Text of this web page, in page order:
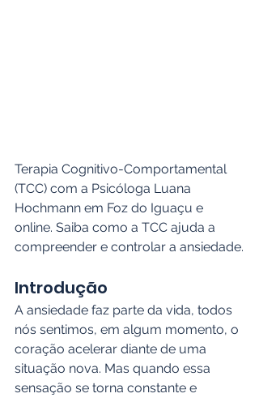
Terapia Cognitivo-Comportamental
(TCC) com a Psicóloga Luana
Hochmann em Foz do Iguaçu e
online. Saiba como a TCC ajuda a
compreender e controlar a ansiedade.
Introdução
A ansiedade faz parte da vida, todos
nós sentimos, em algum momento, o
coração acelerar diante de uma
situação nova. Mas quando essa
sensação se torna constante e